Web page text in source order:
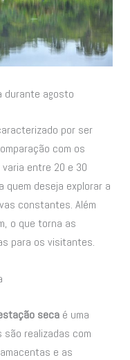
durante agosto
por ser
com os
entre 20 e 30
quem deseja explorar a
constantes. Além
o que torna as
para os visitantes.
seca é uma
são realizadas com
e as